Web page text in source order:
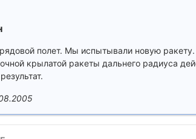
полет. Мы испытывали новую
крылатой ракеты дальнего радиуса